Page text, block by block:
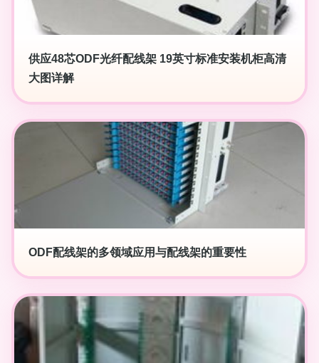
供应48芯ODF光纤配线架 19英寸标准安装机柜高清
大图详解
ODF配线架的多领域应用与配线架的重要性